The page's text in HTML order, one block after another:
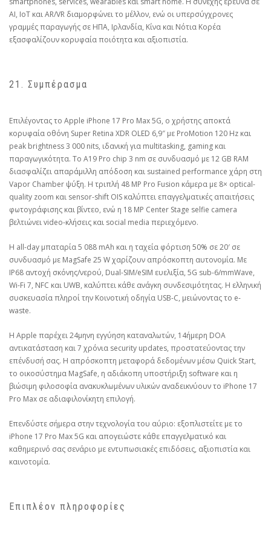
AI, IoT και AR/VR διαμορφώνει το μέλλον, ενώ οι υπερσύγχρονες
γραμμές παραγωγής σε ΗΠΑ, Ιρλανδία, Κίνα και Νότια Κορέα
εξασφαλίζουν κορυφαία ποιότητα και αξιοπιστία.
21. Συμπέρασμα
Επιλέγοντας το Apple iPhone 17 Pro Max 5G, ο χρήστης αποκτά
κορυφαία οθόνη Super Retina XDR OLED 6,9″ με ProMotion 120 Hz και
peak brightness 3 000 nits, ιδανική για multitasking, gaming και
παραγωγικότητα. Το A19 Pro chip 3 nm σε συνδυασμό με 12 GB RAM
διασφαλίζει απαράμιλλη απόδοση και sustained performance χάρη στη
Vapor Chamber ψύξη. Η τριπλή 48 MP Pro Fusion κάμερα με 8× optical-
quality zoom και sensor-shift OIS καλύπτει επαγγελματικές απαιτήσεις
φωτογράφισης και βίντεο, ενώ η 18 MP Center Stage selfie camera
βελτιώνει video-κλήσεις και social media περιεχόμενο.
Η all-day μπαταρία 5 088 mAh και η ταχεία φόρτιση 50% σε 20′ σε
συνδυασμό με MagSafe 25 W χαρίζουν απρόσκοπτη αυτονομία. Με
IP68 αντοχή σκόνης/νερού, Dual-SIM/eSIM ευελιξία, 5G sub-6/mmWave,
Wi-Fi 7, NFC και UWB, καλύπτει κάθε ανάγκη συνδεσιμότητας. Η ελληνική
συσκευασία πληροί την Κοινοτική οδηγία USB-C, μειώνοντας το e-
waste.
Η Apple παρέχει 24μηνη εγγύηση καταναλωτών, 14ήμερη DOA
αντικατάσταση και 7 χρόνια security updates, προστατεύοντας την
επένδυσή σας. Η απρόσκοπτη μεταφορά δεδομένων μέσω Quick Start,
το οικοσύστημα MagSafe, η αδιάκοπη υποστήριξη software και η
βιώσιμη φιλοσοφία ανακυκλωμένων υλικών αναδεικνύουν το iPhone 17
Pro Max σε αδιαφιλονίκητη επιλογή.
Επενδύστε σήμερα στην τεχνολογία του αύριο: εξοπλιστείτε με το
iPhone 17 Pro Max 5G και απογειώστε κάθε επαγγελματικό και
καθημερινό σας σενάριο με εντυπωσιακές επιδόσεις, αξιοπιστία και
καινοτομία.
Επιπλέον πληροφορίες